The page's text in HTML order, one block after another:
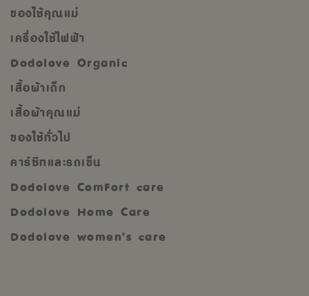
ของใช้คุณแม่
เครื่องใช้ไฟฟ้า
Dodolove Organic
เสื้อผ้าเด็ก
เสื้อผ้าคุณแม่
ของใช้ทั่วไป
คาร์ซีทและรถเข็น
Dodolove ComFort care
Dodolove Home Care
Dodolove women’s care